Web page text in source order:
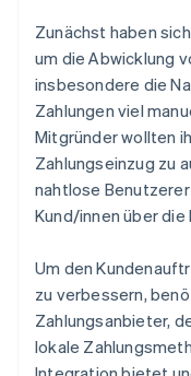
Zunächst haben
um die Abwicklung
insbesondere die
Zahlungen viel
Mitgründer wollten
Zahlungseinzug zu
nahtlose
Kund/innen über
Um den
zu verbessern,
Zahlungsanbieter,
lokale